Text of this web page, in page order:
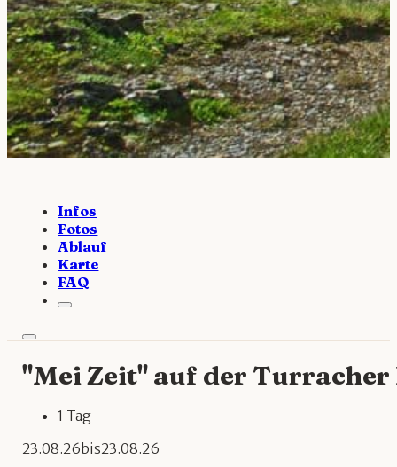
Infos
Fotos
Ablauf
Karte
FAQ
"Mei Zeit" auf der Turracher
1 Tag
23.08.26bis23.08.26